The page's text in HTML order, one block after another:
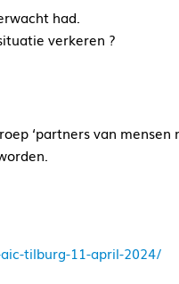
had.
verkeren ?
‘partners van mensen
tilburg-11-april-2024/